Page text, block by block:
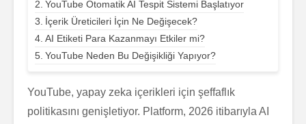
YouTube Otomatik AI Tespit Sistemi Başlatıyor
İçerik Üreticileri İçin Ne Değişecek?
AI Etiketi Para Kazanmayı Etkiler mi?
YouTube Neden Bu Değişikliği Yapıyor?
YouTube, yapay zeka içerikleri için şeffaflık
politikasını genişletiyor. Platform, 2026 itibarıyla AI